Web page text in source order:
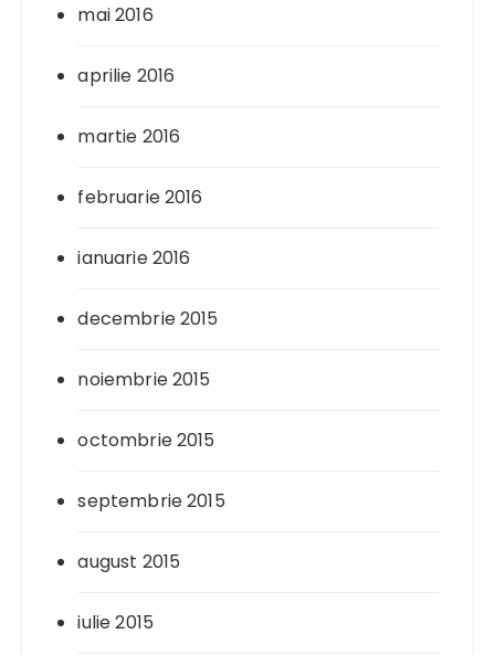
mai 2016
aprilie 2016
martie 2016
februarie 2016
ianuarie 2016
decembrie 2015
noiembrie 2015
octombrie 2015
septembrie 2015
august 2015
iulie 2015